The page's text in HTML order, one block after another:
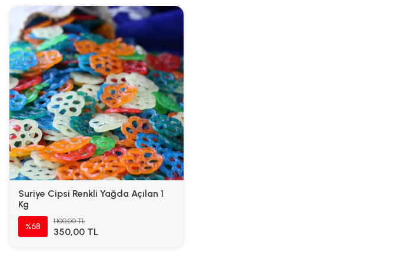
Suriye Cipsi Renkli Yağda Açılan 1
Kg
%68
1.100,00 TL
350,00 TL